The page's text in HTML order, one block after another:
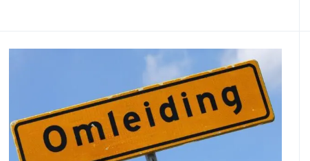
Einderheide inmiddels meerdere keren is beklad
met graffiti. Dit betreuren we zeer; het doet
afbreuk aan de strakke vormgeving en inpassing
van het viaduct in het landschap. We hopen dan
ook dat deze vorm van vandalisme stopt en
hebben hiervan melding gemaakt bij de politie en